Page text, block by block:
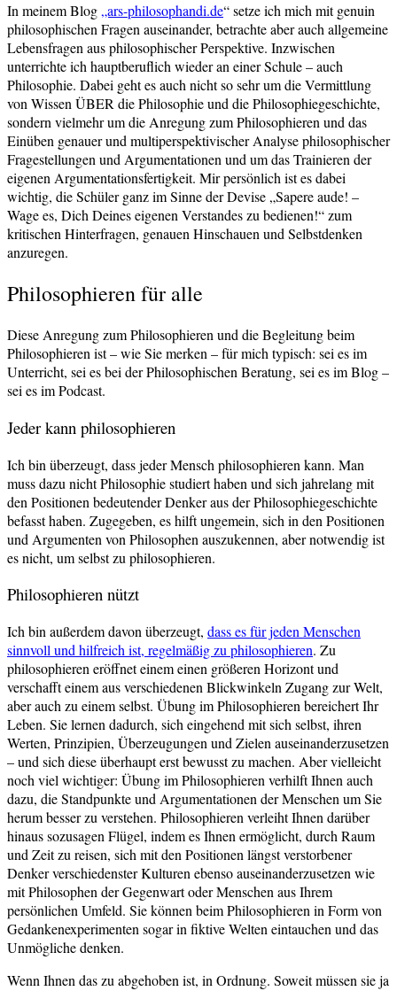
In meinem Blog„ars-philosophandi.de“ setze ich mich mit genuin
philosophischen Fragen auseinander, betrachte aber auch allgemeine
Lebensfragen aus philosophischer Perspektive. Inzwischen
unterrichte ich hauptberuflich wieder an einer Schule – auch
Philosophie. Dabei geht es auch nicht so sehr um die Vermittlung
von Wissen ÜBER die Philosophie und die Philosophiegeschichte,
sondern vielmehr um die Anregung zum Philosophieren und das
Einüben genauer und multiperspektivischer Analyse philosophischer
Fragestellungen und Argumentationen und um das Trainieren der
eigenen Argumentationsfertigkeit. Mir persönlich ist es dabei
wichtig, die Schüler ganz im Sinne der Devise „Sapere aude! –
Wage es, Dich Deines eigenen Verstandes zu bedienen!“ zum
kritischen Hinterfragen, genauen Hinschauen und Selbstdenken
anzuregen.
Philosophieren für alle
Diese Anregung zum Philosophieren und die Begleitung beim
Philosophieren ist – wie Sie merken – für mich typisch: sei es im
Unterricht, sei es bei der Philosophischen Beratung, sei es im Blog –
sei es im Podcast.
Jeder kann philosophieren
Ich bin überzeugt, dass jeder Mensch philosophieren kann. Man
muss dazu nicht Philosophie studiert haben und sich jahrelang mit
den Positionen bedeutender Denker aus der Philosophiegeschichte
befasst haben. Zugegeben, es hilft ungemein, sich in den Positionen
und Argumenten von Philosophen auszukennen, aber notwendig ist
es nicht, um selbst zu philosophieren.
Philosophieren nützt
Ich bin außerdem davon überzeugt, dass es für jeden Menschen
sinnvoll und hilfreich ist, regelmäßig zu philosophieren. Zu
philosophieren eröffnet einem einen größeren Horizont und
verschafft einem aus verschiedenen Blickwinkeln Zugang zur Welt,
aber auch zu einem selbst. Übung im Philosophieren bereichert Ihr
Leben. Sie lernen dadurch, sich eingehend mit sich selbst, ihren
Werten, Prinzipien, Überzeugungen und Zielen auseinanderzusetzen
– und sich diese überhaupt erst bewusst zu machen. Aber vielleicht
noch viel wichtiger: Übung im Philosophieren verhilft Ihnen auch
dazu, die Standpunkte und Argumentationen der Menschen um Sie
herum besser zu verstehen. Philosophieren verleiht Ihnen darüber
hinaus sozusagen Flügel, indem es Ihnen ermöglicht, durch Raum
und Zeit zu reisen, sich mit den Positionen längst verstorbener
Denker verschiedenster Kulturen ebenso auseinanderzusetzen wie
mit Philosophen der Gegenwart oder Menschen aus Ihrem
persönlichen Umfeld. Sie können beim Philosophieren in Form von
Gedankenexperimenten sogar in fiktive Welten eintauchen und das
Unmögliche denken.
Wenn Ihnen das zu abgehoben ist, in Ordnung. Soweit müssen sie ja